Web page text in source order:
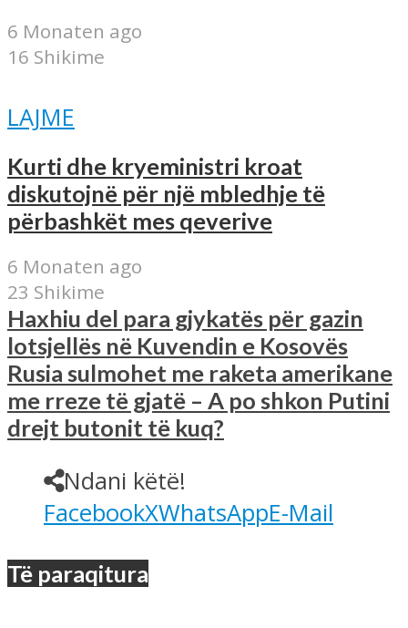
6 Monaten ago
16 Shikime
LAJME
Kurti dhe kryeministri kroat
diskutojnë për një mbledhje të
përbashkët mes qeverive
6 Monaten ago
23 Shikime
Haxhiu del para gjykatës për gazin
lotsjellës në Kuvendin e Kosovës
Rusia sulmohet me raketa amerikane
me rreze të gjatë – A po shkon Putini
drejt butonit të kuq?
Ndani këtë!
FacebookXWhatsAppE-Mail
Të paraqitura